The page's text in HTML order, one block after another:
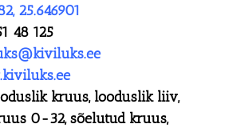
25.646901
48 125
kruus, looduslik liiv,
0-32, sõelutud kruus,